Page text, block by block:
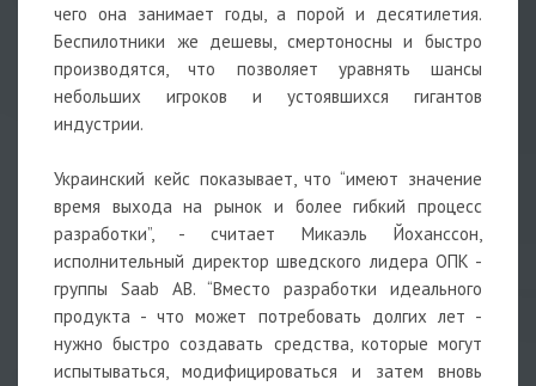
чего она занимает годы, а порой и десятилетия.
Беспилотники же дешевы, смертоносны и быстро
производятся, что позволяет уравнять шансы
небольших игроков и устоявшихся гигантов
индустрии.
Украинский кейс показывает, что “имеют значение
время выхода на рынок и более гибкий процесс
разработки”, - считает Микаэль Йоханссон,
исполнительный директор шведского лидера ОПК -
группы Saab АВ. “Вместо разработки идеального
продукта - что может потребовать долгих лет -
нужно быстро создавать средства, которые могут
испытываться, модифицироваться и затем вновь